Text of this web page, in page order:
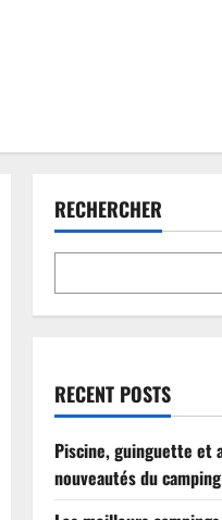
RECHERCHER
RECENT POSTS
Piscine, guinguette et
nouveautés du